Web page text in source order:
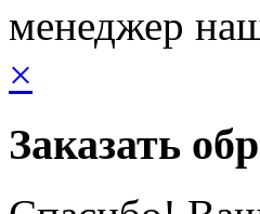
менеджер
×
Заказать